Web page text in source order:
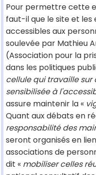
Pour permettre cette
faut-il que le site et les
accessibles aux
soulevée par Mathieu
(Association pour la
dans les politiques
cellule qui travaille
sensibilisée à
assure maintenir la «
Quant aux débats en
responsabilité des
seront organisés en
associations de
dit « mobiliser celles